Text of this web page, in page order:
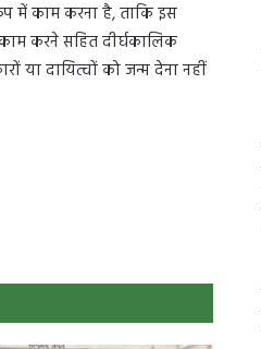
में काम करना है, ताकि इस
करने सहित दीर्घकालिक
या दायित्वों को जन्म देना नहीं